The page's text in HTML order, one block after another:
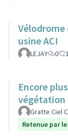
Vélodrome
usine ACI
LEJAY 0 1
Encore
végétation
Gratte Ciel
Retenue par